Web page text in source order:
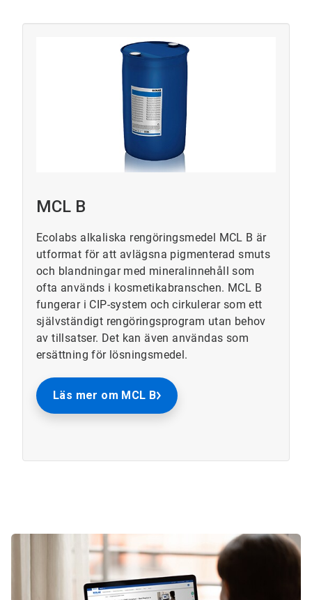
MCL B
Ecolabs alkaliska rengöringsmedel MCL B är
utformat för att avlägsna pigmenterad smuts
och blandningar med mineralinnehåll som
ofta används i kosmetikabranschen. MCL B
fungerar i CIP-system och cirkulerar som ett
självständigt rengöringsprogram utan behov
av tillsatser. Det kan även användas som
ersättning för lösningsmedel.
Läs mer om MCL B